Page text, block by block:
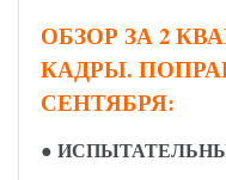
ОБЗОР ЗА 2
КАДРЫ.
СЕНТЯБРЯ:
●